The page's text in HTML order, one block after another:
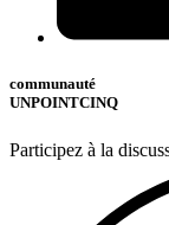
communauté
UNPOINTCINQ
Participez à la